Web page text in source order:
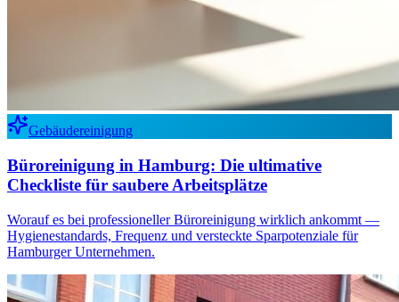
Gebäudereinigung
Büroreinigung in Hamburg: Die ultimative
Checkliste für saubere Arbeitsplätze
Worauf es bei professioneller Büroreinigung wirklich ankommt —
Hygienestandards, Frequenz und versteckte Sparpotenziale für
Hamburger Unternehmen.